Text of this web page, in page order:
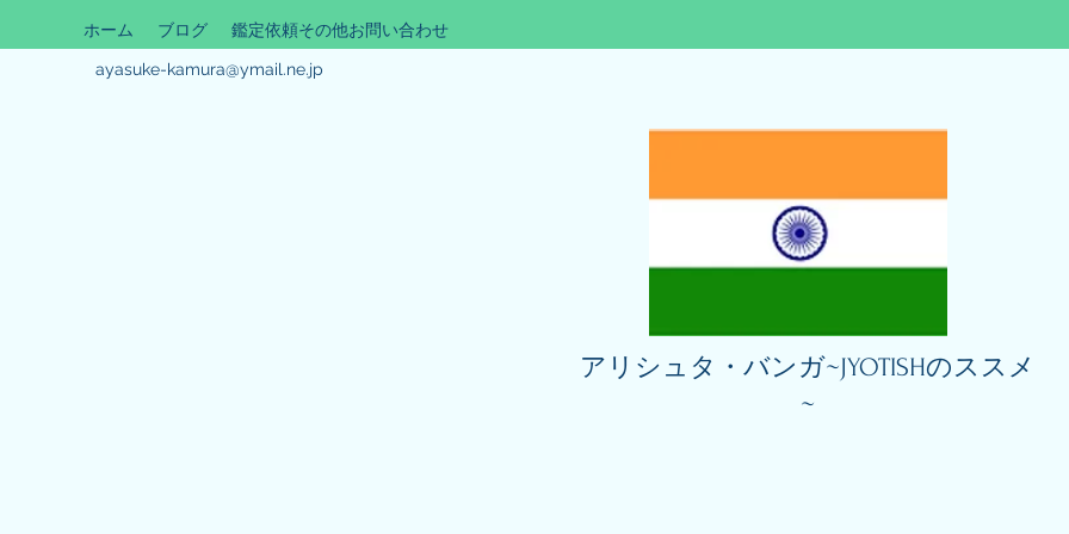
ホーム ブログ 鑑定依頼その他お問い合わせ
ayasuke-kamura@ymail.ne.jp
アリシュタ・バンガ~JYOTISHのススメ
~